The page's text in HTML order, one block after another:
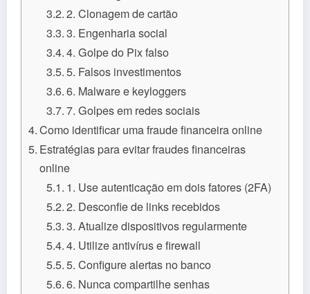
2. Clonagem de cartão
3. Engenharia social
4. Golpe do Pix falso
5. Falsos investimentos
6. Malware e keyloggers
7. Golpes em redes sociais
Como identificar uma fraude financeira online
Estratégias para evitar fraudes financeiras
online
1. Use autenticação em dois fatores (2FA)
2. Desconfie de links recebidos
3. Atualize dispositivos regularmente
4. Utilize antivírus e firewall
5. Configure alertas no banco
6. Nunca compartilhe senhas